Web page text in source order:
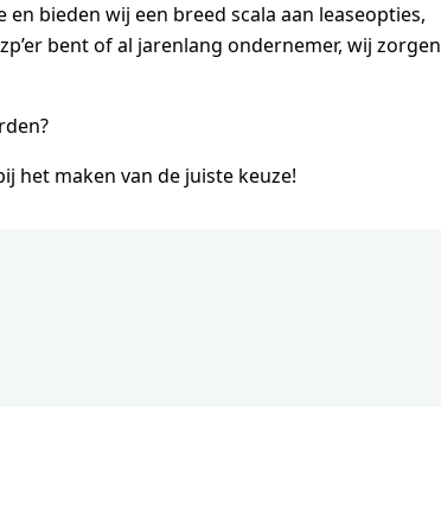
bieden wij een breed scala aan leaseopties,
bent of al jarenlang ondernemer, wij zorgen
het maken van de juiste keuze!